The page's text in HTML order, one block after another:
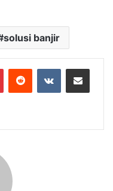
solusi banjir
PinterestReddit VKontakteShare via Email